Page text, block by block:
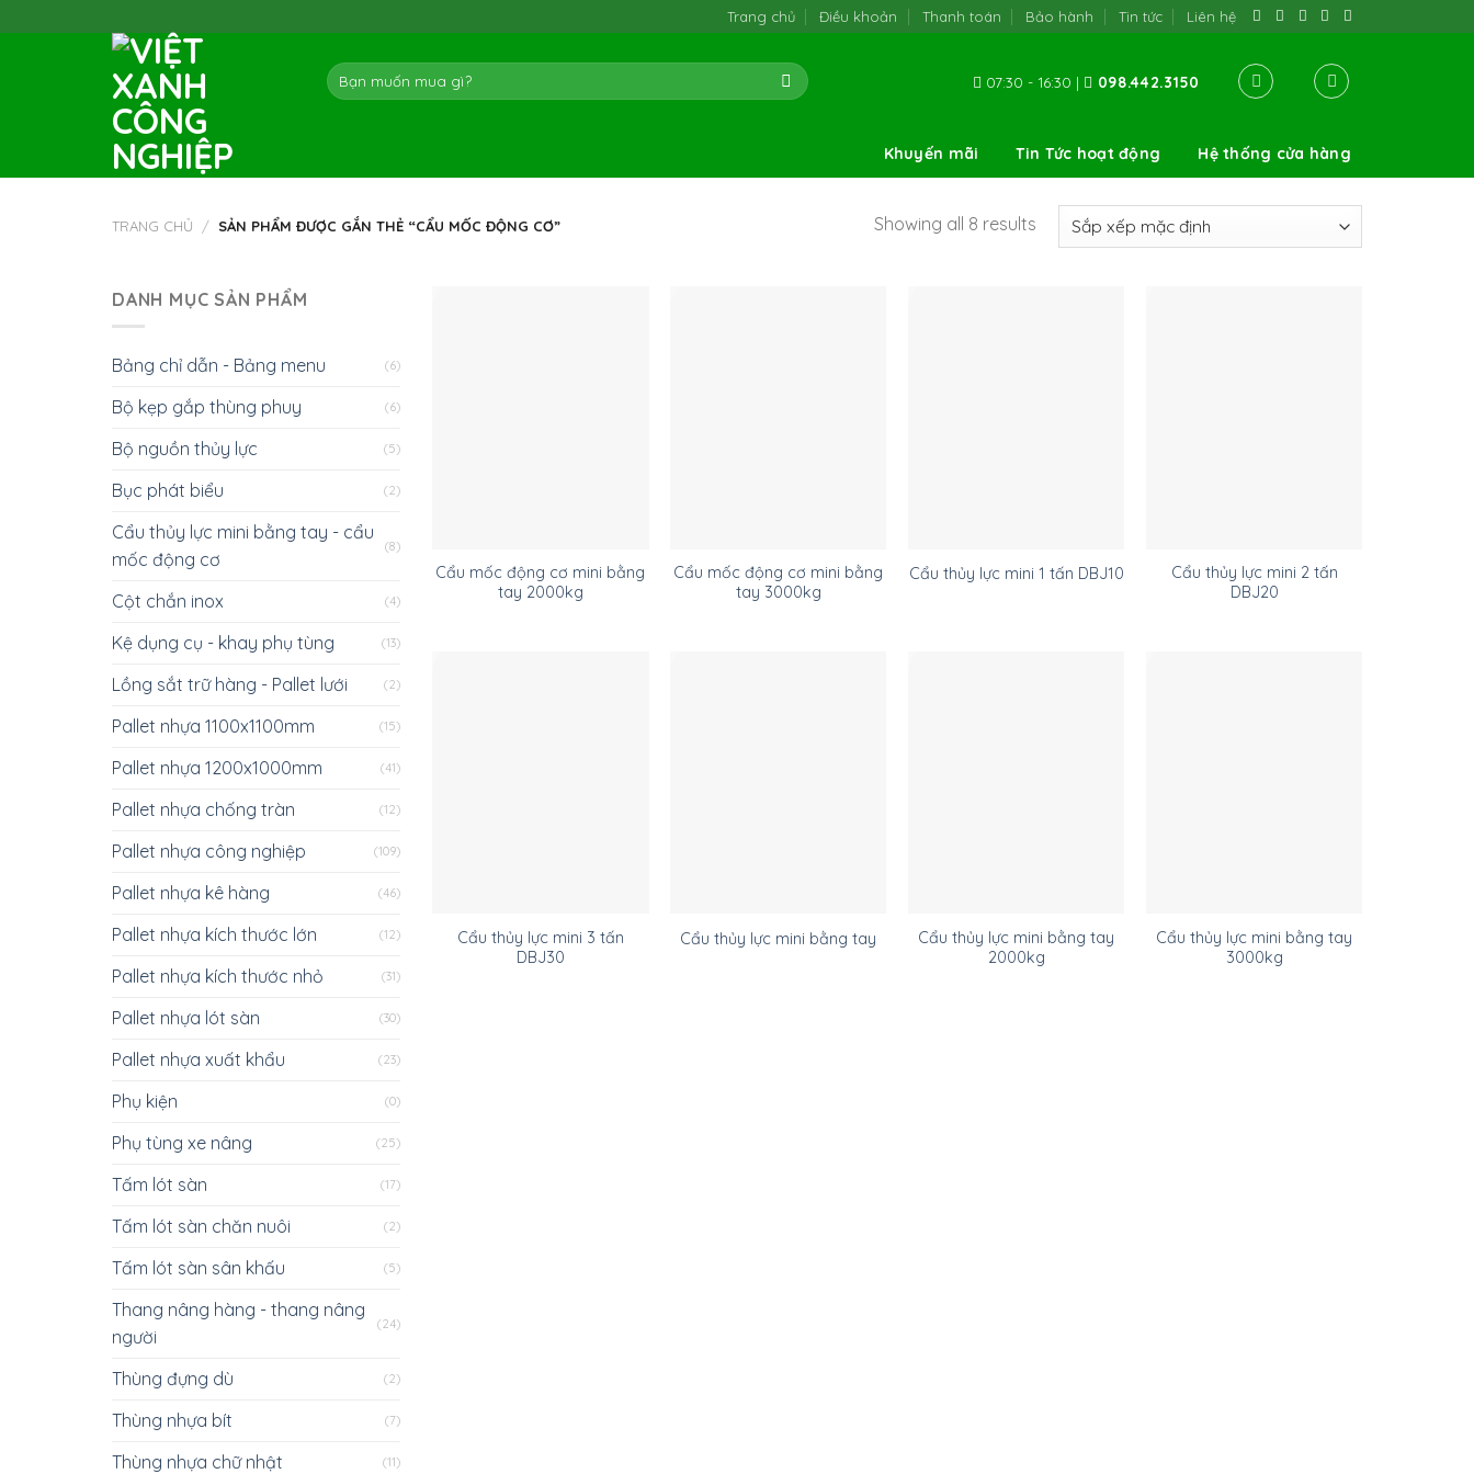
to
Trang chủ Điều khoản Thanh toán Bảo hành Tin tức Liên hệ
Tìm
kiếm:
07:30 - 16:30 | 098.442.3150
Khuyến mãi Tin Tức hoạt động Hệ thống cửa hàng
TRANG CHỦ / SẢN PHẨM ĐƯỢC GẮN THẺ “CẨU MỐC ĐỘNG CƠ” Showing all 8 results
DANH MỤC SẢN PHẨM
Bảng chỉ dẫn - Bảng menu (6)
Bộ kẹp gắp thùng phuy (6)
Bộ nguồn thủy lực (5)
Bục phát biểu (2)
Cẩu thủy lực mini bằng tay - cẩu
mốc động cơ
(8)
Cột chắn inox (4)
Kệ dụng cụ - khay phụ tùng (13)
Lồng sắt trữ hàng - Pallet lưới (2)
Pallet nhựa 1100x1100mm (15)
Pallet nhựa 1200x1000mm (41)
Pallet nhựa chống tràn (12)
Pallet nhựa công nghiệp (109)
Pallet nhựa kê hàng (46)
Pallet nhựa kích thước lớn (12)
Pallet nhựa kích thước nhỏ (31)
Pallet nhựa lót sàn (30)
Pallet nhựa xuất khẩu (23)
Phụ kiện (0)
Phụ tùng xe nâng (25)
Tấm lót sàn (17)
Tấm lót sàn chăn nuôi (2)
Tấm lót sàn sân khấu (5)
Thang nâng hàng - thang nâng
người
(24)
Thùng đựng dù (2)
Thùng nhựa bít (7)
Thùng nhựa chữ nhật (11)
Cẩu mốc động cơ mini bằng
tay 2000kg
Cẩu mốc động cơ mini bằng
tay 3000kg
Cẩu thủy lực mini 1 tấn DBJ10
Cẩu thủy lực mini 2 tấn
DBJ20
Cẩu thủy lực mini 3 tấn
DBJ30
Cẩu thủy lực mini bằng tay
Cẩu thủy lực mini bằng tay
2000kg
Cẩu thủy lực mini bằng tay
3000kg